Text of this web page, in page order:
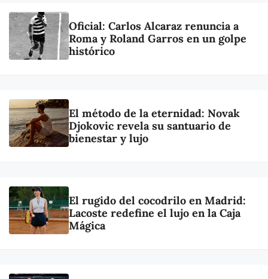
Oficial: Carlos Alcaraz renuncia a
Roma y Roland Garros en un golpe
histórico
El método de la eternidad: Novak
Djokovic revela su santuario de
bienestar y lujo
El rugido del cocodrilo en Madrid:
Lacoste redefine el lujo en la Caja
Mágica